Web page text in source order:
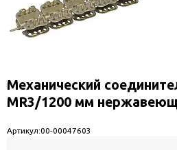
Механический
MR3/1200 мм
Артикул:00-00047603